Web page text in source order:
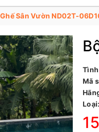
Sân Vườn ND02T-
Mã
Loại: